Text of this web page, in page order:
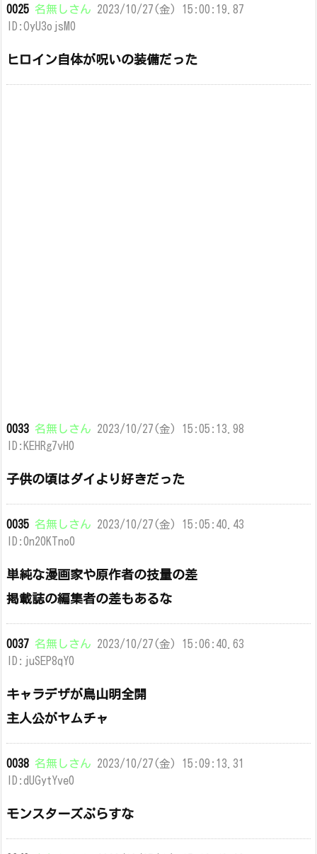
0025 名無しさん 2023/10/27(金) 15:00:19.87
ID:OyU3ojsM0
ヒロイン自体が呪いの装備だった
0033 名無しさん 2023/10/27(金) 15:05:13.98
ID:KEHRg7vH0
子供の頃はダイより好きだった
0035 名無しさん 2023/10/27(金) 15:05:40.43
ID:0n20KTno0
単純な漫画家や原作者の技量の差
掲載誌の編集者の差もあるな
0037 名無しさん 2023/10/27(金) 15:06:40.63
ID:juSEP8qY0
キャラデザが鳥山明全開
主人公がヤムチャ
0038 名無しさん 2023/10/27(金) 15:09:13.31
ID:dUGytYve0
モンスターズぷらすな